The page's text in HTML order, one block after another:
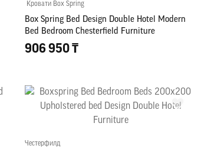
Кровати Box Spring
Box Spring Bed Design Double Hotel Modern
Bed Bedroom Chesterfield Furniture
906 950 ₸
Честерфилд